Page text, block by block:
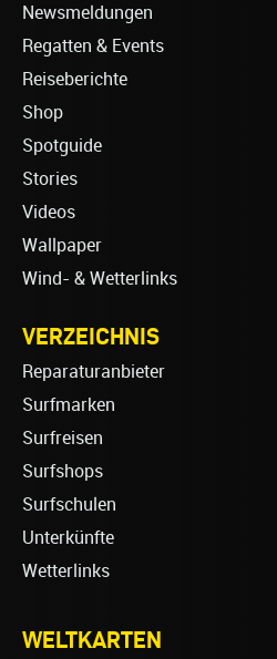
Newsmeldungen
Regatten & Events
Reiseberichte
Shop
Spotguide
Stories
Videos
Wallpaper
Wind- & Wetterlinks
VERZEICHNIS
Reparaturanbieter
Surfmarken
Surfreisen
Surfshops
Surfschulen
Unterkünfte
Wetterlinks
WELTKARTEN